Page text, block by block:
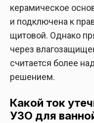
керамическое
и подключена к
щитовой. Однако
через
считается более
решением.
Какой ток
УЗО для